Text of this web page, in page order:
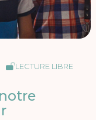
LECTURE LIBRE